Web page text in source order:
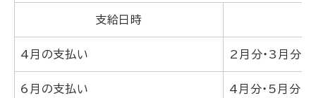
支給日時
4月の支払い 2月分・3月分
6月の支払い 4月分・5月分